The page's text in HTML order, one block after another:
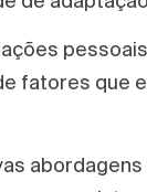
fatores que